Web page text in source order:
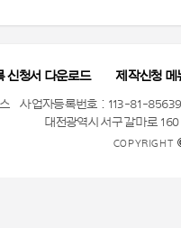
신청서 다운로드 제작신청 메
사업자등록번호 : 113-81-85639
대전광역시 서구 갈마로
COPYRIGHT